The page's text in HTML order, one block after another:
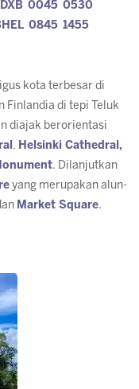
0045 0530
0845 1455
kota terbesar di
Finlandia di tepi Teluk
diajak berorientasi
, Helsinki Cathedral,
. Dilanjutkan
yang merupakan alun-
Market Square.